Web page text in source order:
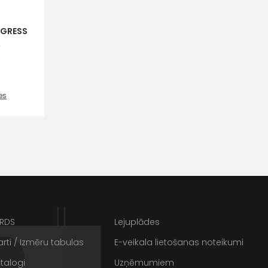
/ Izmēru tabulas
Lejuplādes
E-veikala lietošanas noteikumi
Uzņēmumiem